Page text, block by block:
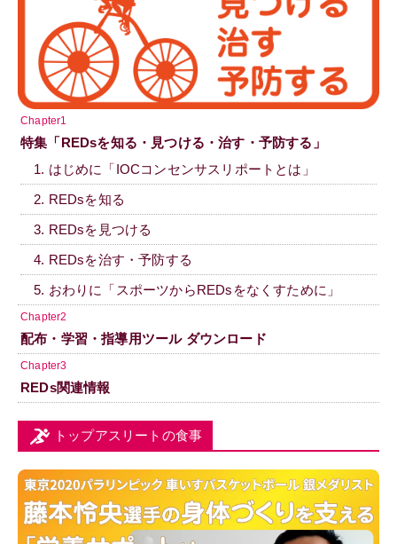
Chapter1
特集「REDsを知る・見つける・治す・予防する」
1. はじめに「IOCコンセンサスリポートとは」
2. REDsを知る
3. REDsを見つける
4. REDsを治す・予防する
5. おわりに「スポーツからREDsをなくすために」
Chapter2
配布・学習・指導用ツール ダウンロード
Chapter3
REDs関連情報
トップアスリートの食事